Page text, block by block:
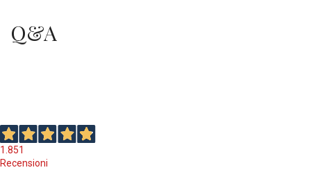
Q&A
1.851
Recensioni